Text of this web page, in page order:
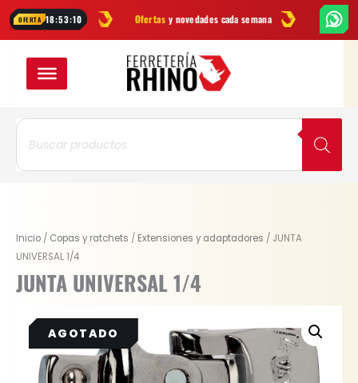
OFERTA 18:53:10 Ofertas y novedades cada semana ¿Dudas?
contenido
Búsqueda
productos
Inicio / Copas y ratchets / Extensiones y adaptadores / JUNTA
UNIVERSAL 1/4
JUNTA UNIVERSAL 1/4